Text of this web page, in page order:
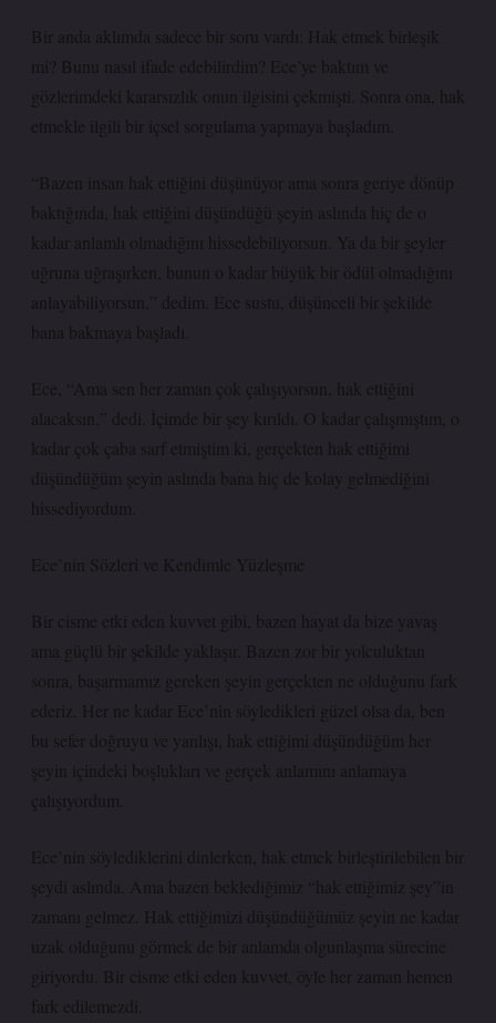
Bir anda aklımda sadece bir soru vardı: Hak etmek birleşik
mi? Bunu nasıl ifade edebilirdim? Ece’ye baktım ve
gözlerimdeki kararsızlık onun ilgisini çekmişti. Sonra ona, hak
etmekle ilgili bir içsel sorgulama yapmaya başladım.
“Bazen insan hak ettiğini düşünüyor ama sonra geriye dönüp
baktığında, hak ettiğini düşündüğü şeyin aslında hiç de o
kadar anlamlı olmadığını hissedebiliyorsun. Ya da bir şeyler
uğruna uğraşırken, bunun o kadar büyük bir ödül olmadığını
anlayabiliyorsun,” dedim. Ece sustu, düşünceli bir şekilde
bana bakmaya başladı.
Ece, “Ama sen her zaman çok çalışıyorsun, hak ettiğini
alacaksın,” dedi. İçimde bir şey kırıldı. O kadar çalışmıştım, o
kadar çok çaba sarf etmiştim ki, gerçekten hak ettiğimi
düşündüğüm şeyin aslında bana hiç de kolay gelmediğini
hissediyordum.
Ece’nin Sözleri ve Kendimle Yüzleşme
Bir cisme etki eden kuvvet gibi, bazen hayat da bize yavaş
ama güçlü bir şekilde yaklaşır. Bazen zor bir yolculuktan
sonra, başarmamız gereken şeyin gerçekten ne olduğunu fark
ederiz. Her ne kadar Ece’nin söyledikleri güzel olsa da, ben
bu sefer doğruyu ve yanlışı, hak ettiğimi düşündüğüm her
şeyin içindeki boşlukları ve gerçek anlamını anlamaya
çalışıyordum.
Ece’nin söylediklerini dinlerken, hak etmek birleştirilebilen bir
şeydi aslında. Ama bazen beklediğimiz “hak ettiğimiz şey”in
zamanı gelmez. Hak ettiğimizi düşündüğümüz şeyin ne kadar
uzak olduğunu görmek de bir anlamda olgunlaşma sürecine
giriyordu. Bir cisme etki eden kuvvet, öyle her zaman hemen
fark edilemezdi.